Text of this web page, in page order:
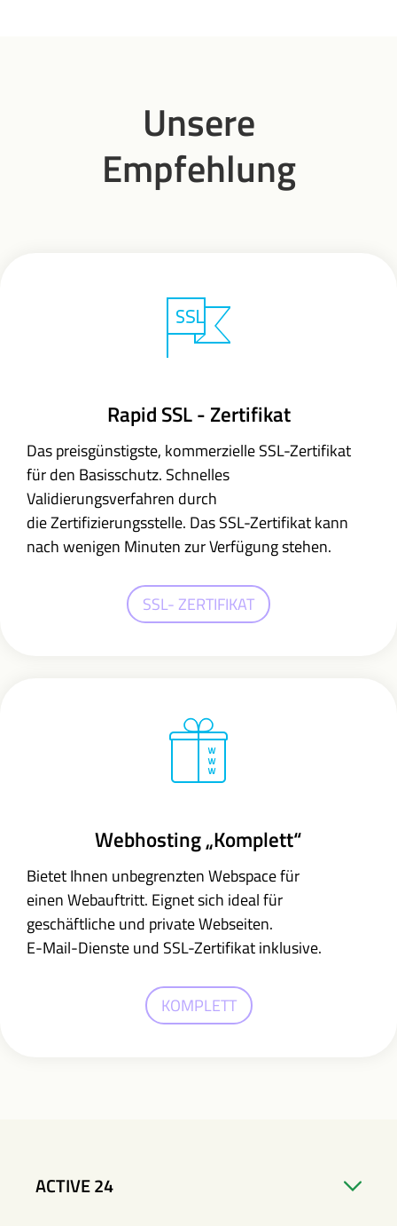
Unsere
Empfehlung
Rapid SSL - Zertifikat
Das preisgünstigste, kommerzielle SSL-Zertifikat
für den Basisschutz. Schnelles
Validierungsverfahren durch
die Zertifizierungsstelle. Das SSL-Zertifikat kann
nach wenigen Minuten zur Verfügung stehen.
SSL- ZERTIFIKAT
Webhosting „Komplett“
Bietet Ihnen unbegrenzten Webspace für
einen Webauftritt. Eignet sich ideal für
geschäftliche und private Webseiten.
E-Mail-Dienste und SSL-Zertifikat inklusive.
KOMPLETT
ACTIVE 24